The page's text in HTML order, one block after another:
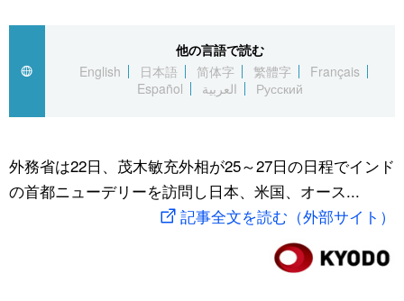
Русский
経済・ビジネス
国際
文化
トップ
アーカイブ
In-depth
Japan Data
動画/Live
スポーツ・東京2020
他の言語で読む
English
日本語 简体字 繁體字
Français
Español
العربية Русский
外務省は22日、茂木敏充外相が25～27日の日程でインド
の首都ニューデリーを訪問し日本、米国、オース...
記事全文を読む（外部サイト）